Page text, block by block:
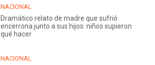
NACIONAL
Dramático relato de madre que sufrió
encerrona junto a sus hijos: niños supieron
qué hacer
NACIONAL